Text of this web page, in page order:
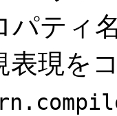
パティ
表現を